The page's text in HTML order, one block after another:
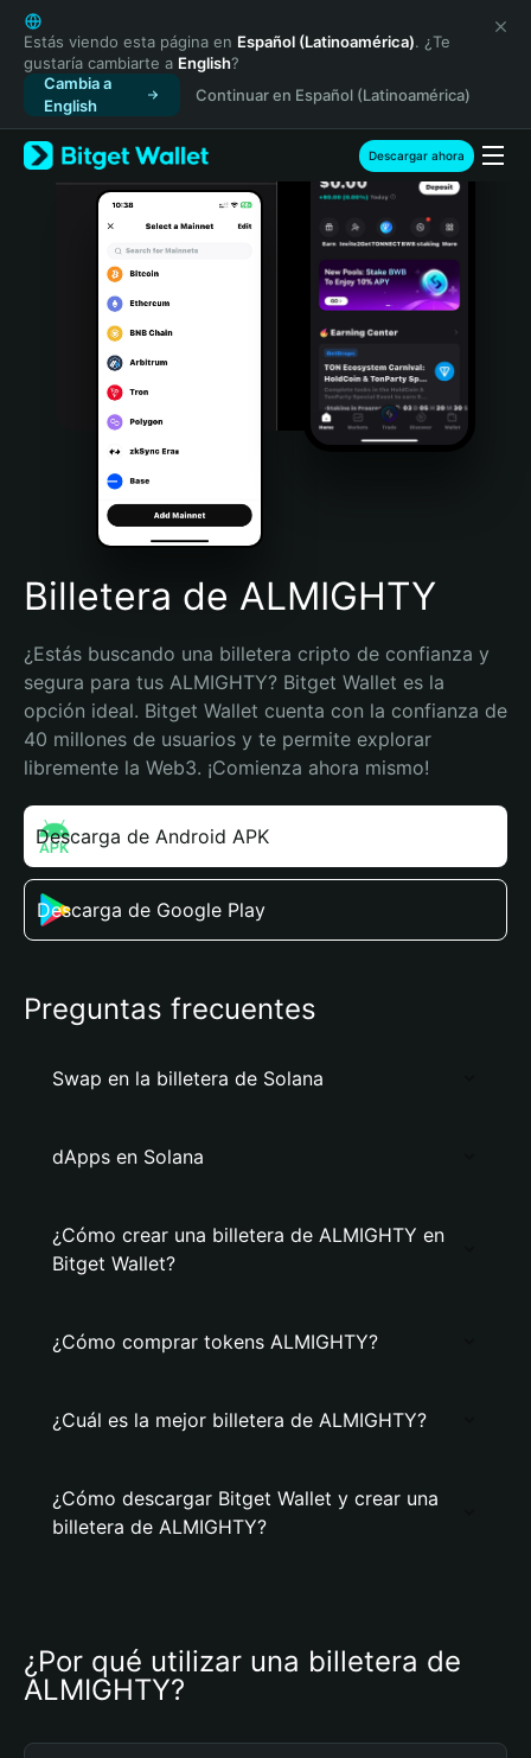
English
日本語
Tiếng Việt
Русский
Español (Latinoamérica)
Türkçe
Italiano
Português (Portugal)
Bahasa Indonesia
Português (Brasil)
Español (Argentina)
Estás viendo esta página en Español (Latinoamérica). ¿Te
gustaría cambiarte a English?
Cambia a
English
Continuar en Español (Latinoamérica)
Descargar ahora
Billetera de ALMIGHTY
¿Estás buscando una billetera cripto de confianza y
segura para tus ALMIGHTY? Bitget Wallet es la
opción ideal. Bitget Wallet cuenta con la confianza de
40 millones de usuarios y te permite explorar
libremente la Web3. ¡Comienza ahora mismo!
Descarga de Android APK
Descarga de Google Play
Preguntas frecuentes
Swap en la billetera de Solana
dApps en Solana
¿Cómo crear una billetera de ALMIGHTY en
Bitget Wallet?
¿Cómo comprar tokens ALMIGHTY?
¿Cuál es la mejor billetera de ALMIGHTY?
¿Cómo descargar Bitget Wallet y crear una
billetera de ALMIGHTY?
¿Por qué utilizar una billetera de
ALMIGHTY?